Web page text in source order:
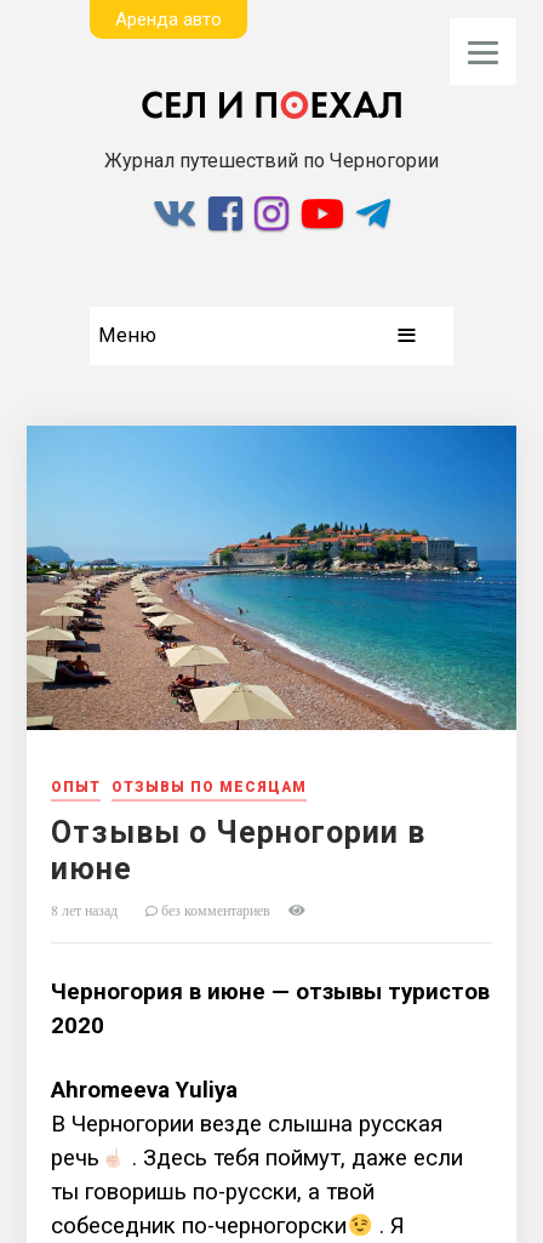
Aренда авто
Журнал путешествий по Черногории
Меню
ОПЫТ ОТЗЫВЫ ПО МЕСЯЦАМ
Отзывы о Черногории в
июне
8 лет назад без комментариев
Черногория в июне — отзывы туристов
2020
Ahromeeva Yuliya
В Черногории везде слышна русская
речь
. Здесь тебя поймут, даже если
ты говоришь по-русски, а твой
собеседник по-черногорски
. Я